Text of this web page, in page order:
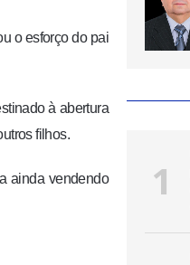
o esforço do pai
à abertura
filhos.
ainda vendendo